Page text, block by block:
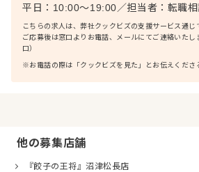
平日：10:00〜19:00／担当者： 転職
こちらの求人は、弊社クックビズの支援サービス通じ
ご応募後は窓口よりお電話、メールにてご連絡いた
口）
※お電話の際は「クックビズを見た」とお伝えくださ
他の募集店舗
『餃子の王将』沼津松長店